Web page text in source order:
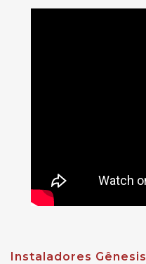
Instaladores Gênesis